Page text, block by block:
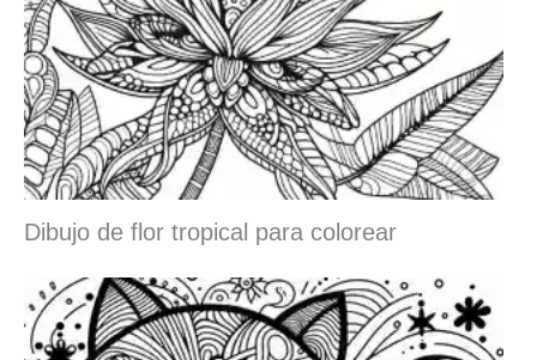
Dibujo de flor tropical para colorear